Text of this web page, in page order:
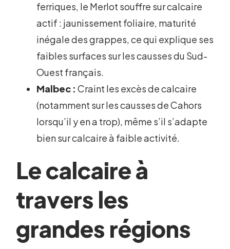
ferriques, le Merlot souffre sur calcaire
actif : jaunissement foliaire, maturité
inégale des grappes, ce qui explique ses
faibles surfaces sur les causses du Sud-
Ouest français.
Malbec : Craint les excès de calcaire
(notamment sur les causses de Cahors
lorsqu’il y en a trop), même s’il s’adapte
bien sur calcaire à faible activité.
Le calcaire à
travers les
grandes régions